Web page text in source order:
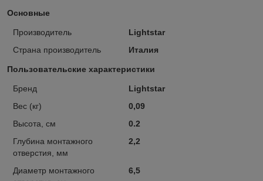
Основные
Производитель
Lightstar
Страна производитель
Италия
Пользовательские характеристики
Бренд
Lightstar
Вес (кг)
0,09
Высота, см
0.2
Глубина монтажного
отверстия, мм
2,2
Диаметр монтажного
6,5